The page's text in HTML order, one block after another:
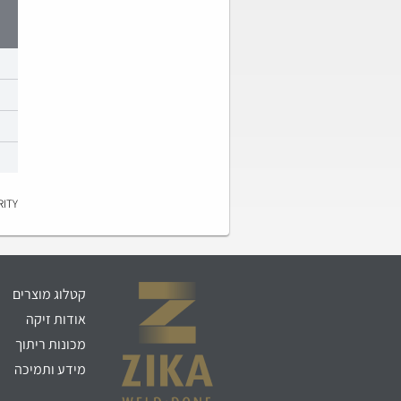
קטלוג מוצרים
אודות זיקה
מכונות ריתוך
מידע ותמיכה